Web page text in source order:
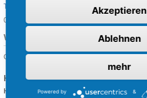
Telefon
05209 / 9196233
Weitere Informationen
Quelle:eRecht24
Haftungsausschluss (Disclaimer)
Haftung für Inhalte
Akzeptieren
Ablehnen
mehr
Powered by &